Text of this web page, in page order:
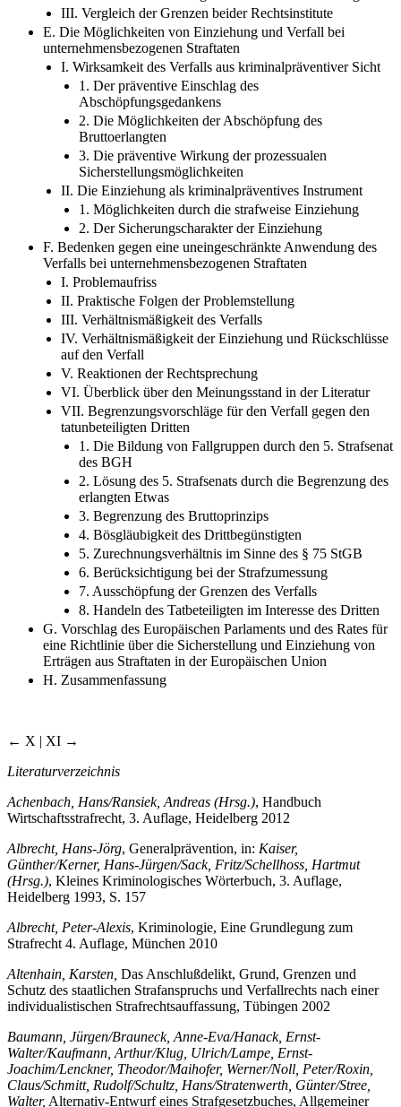
3. Die Strafzumessung als Grenze der Einziehung
III. Vergleich der Grenzen beider Rechtsinstitute
E. Die Möglichkeiten von Einziehung und Verfall bei
unternehmensbezogenen Straftaten
I. Wirksamkeit des Verfalls aus kriminalpräventiver Sicht
1. Der präventive Einschlag des
Abschöpfungsgedankens
2. Die Möglichkeiten der Abschöpfung des
Bruttoerlangten
3. Die präventive Wirkung der prozessualen
Sicherstellungsmöglichkeiten
II. Die Einziehung als kriminalpräventives Instrument
1. Möglichkeiten durch die strafweise Einziehung
2. Der Sicherungscharakter der Einziehung
F. Bedenken gegen eine uneingeschränkte Anwendung des
Verfalls bei unternehmensbezogenen Straftaten
I. Problemaufriss
II. Praktische Folgen der Problemstellung
III. Verhältnismäßigkeit des Verfalls
IV. Verhältnismäßigkeit der Einziehung und Rückschlüsse
auf den Verfall
V. Reaktionen der Rechtsprechung
VI. Überblick über den Meinungsstand in der Literatur
VII. Begrenzungsvorschläge für den Verfall gegen den
tatunbeteiligten Dritten
1. Die Bildung von Fallgruppen durch den 5. Strafsenat
des BGH
2. Lösung des 5. Strafsenats durch die Begrenzung des
erlangten Etwas
3. Begrenzung des Bruttoprinzips
4. Bösgläubigkeit des Drittbegünstigten
5. Zurechnungsverhältnis im Sinne des § 75 StGB
6. Berücksichtigung bei der Strafzumessung
7. Ausschöpfung der Grenzen des Verfalls
8. Handeln des Tatbeteiligten im Interesse des Dritten
G. Vorschlag des Europäischen Parlaments und des Rates für
eine Richtlinie über die Sicherstellung und Einziehung von
Erträgen aus Straftaten in der Europäischen Union
Achenbach, Hans/Ransiek, Andreas (Hrsg.), Handbuch
Albrecht, Hans-Jörg, Generalprävention, in:Kaiser,
Günther/Kerner, Hans-Jürgen/Sack, Fritz/Schellhoss, Hartmut
(Hrsg.), Kleines Kriminologisches Wörterbuch, 3. Auflage,
Albrecht, Peter-Alexis , Kriminologie, Eine Grundlegung zum
Altenhain, Karsten,Das Anschlußdelikt, Grund, Grenzen und
Schutz des staatlichen Strafanspruchs und Verfallrechts nach einer
Baumann, Jürgen/Brauneck, Anne-Eva/Hanack, Ernst-
Walter/Kaufmann, Arthur/Klug, Ulrich/Lampe, Ernst-
Joachim/Lenckner, Theodor/Maihofer, Werner/Noll, Peter/Roxin,
Claus/Schmitt, Rudolf/Schultz, Hans/Stratenwerth, Günter/Stree,